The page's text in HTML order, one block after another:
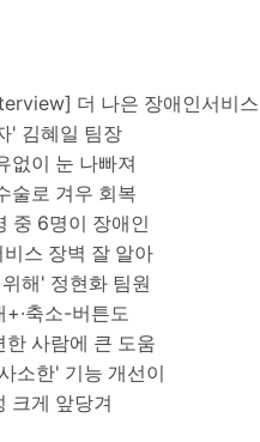
더 나은 장애인서비
' 김혜일 팀장
없이 눈 나빠져
술로 겨우 회복
중 6명이 장애인
스 장벽 잘 알아
해' 정현화 팀원
+·축소-버튼도
한 사람에 큰 도움
소한' 기능 개선이
크게 앞당겨